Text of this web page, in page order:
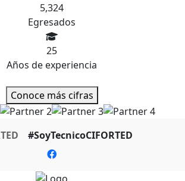
5,324
Egresados
25
Años de experiencia
Conoce más cifras
#SoyTecnicoCIFORTED